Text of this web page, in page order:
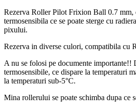
Rezerva Roller Pilot Frixion Ball 0.7 mm,
termosensibila ce se poate sterge cu
pixului.
Rezerva in diverse culori, compatibila cu
A nu se folosi pe documente importante!!
termosensibile, ce dispare la temperaturi
la temperaturi sub-5°C.
Mina rollerului se poate schimba dupa ce